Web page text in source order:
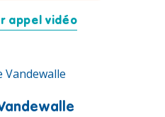
appel vidéo